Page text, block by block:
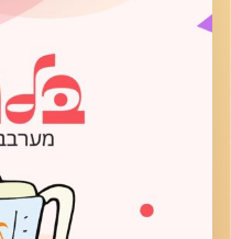
קרדיט תמונות:
AudioVersity